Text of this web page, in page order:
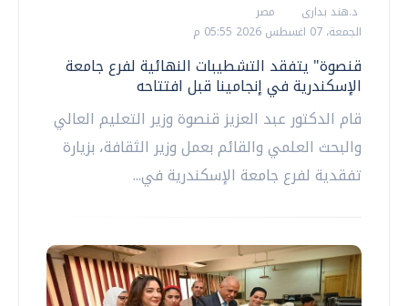
د.هند بدارى
مصر
الجمعة، 07 اغسطس 2026 05:55 م
قنصوة" يتفقد التشطيبات النهائية لفرع جامعة
الإسكندرية في إنجامينا قبل افتتاحه
قام الدكتور عبد العزيز قنصوة وزير التعليم العالي
والبحث العلمي والقائم بعمل وزير الثقافة، بزيارة
تفقدية لفرع جامعة الإسكندرية في...